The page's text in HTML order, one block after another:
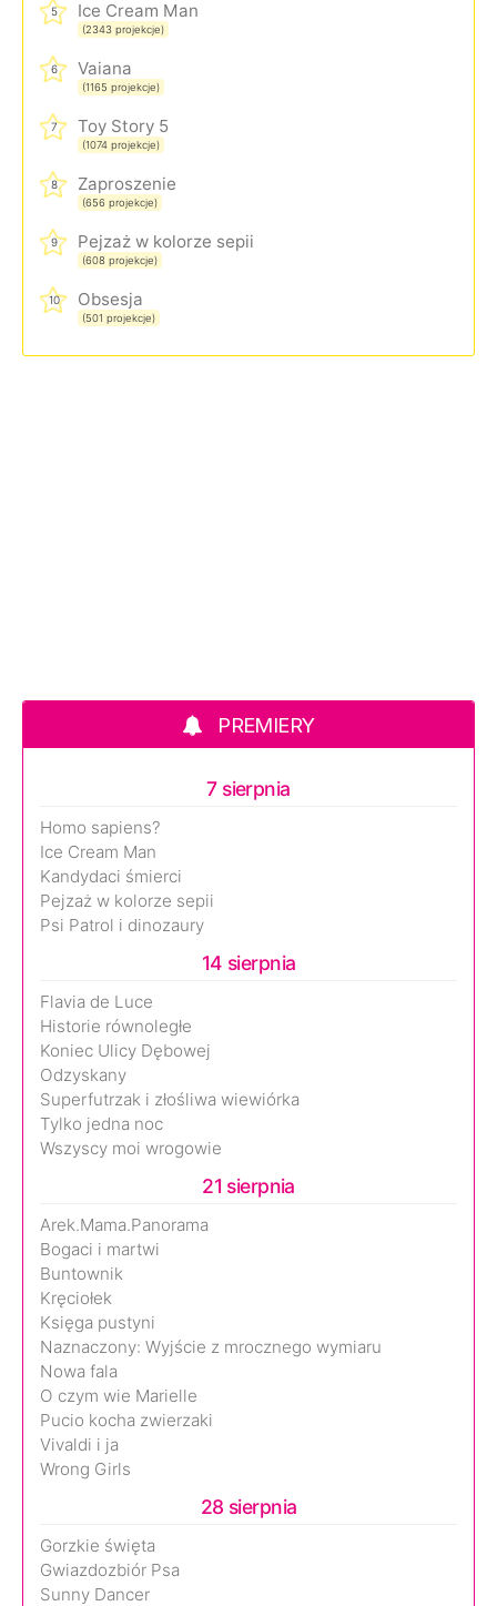
5 Ice Cream Man
(2343 projekcje)
6 Vaiana
(1165 projekcje)
7 Toy Story 5
(1074 projekcje)
8 Zaproszenie
(656 projekcje)
9 Pejzaż w kolorze sepii
(608 projekcje)
10 Obsesja
(501 projekcje)
PREMIERY
7 sierpnia
Homo sapiens?
Ice Cream Man
Kandydaci śmierci
Pejzaż w kolorze sepii
Psi Patrol i dinozaury
14 sierpnia
Flavia de Luce
Historie równoległe
Koniec Ulicy Dębowej
Odzyskany
Superfutrzak i złośliwa wiewiórka
Tylko jedna noc
Wszyscy moi wrogowie
21 sierpnia
Arek.Mama.Panorama
Bogaci i martwi
Buntownik
Kręciołek
Księga pustyni
Naznaczony: Wyjście z mrocznego wymiaru
Nowa fala
O czym wie Marielle
Pucio kocha zwierzaki
Vivaldi i ja
Wrong Girls
28 sierpnia
Gorzkie święta
Gwiazdozbiór Psa
Sunny Dancer